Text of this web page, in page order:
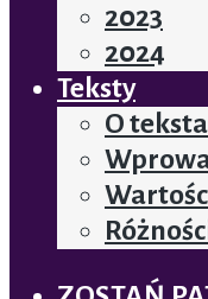
2023
2024
Teksty
O